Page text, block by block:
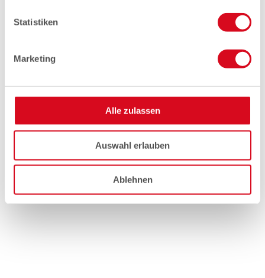
Statistiken
Marketing
Alle zulassen
Auswahl erlauben
Ablehnen